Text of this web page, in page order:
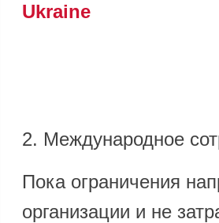
Ukraine
2. Международное
Пока ограничения
организации и не